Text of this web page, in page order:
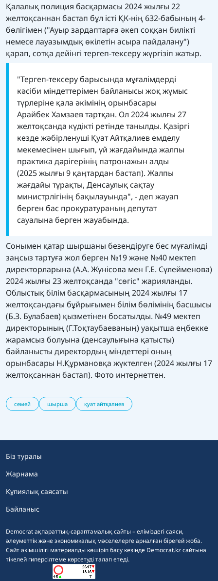
Қалалық полиция басқармасы 2024 жылғы 22
желтоқсаннан бастап бұл істі ҚК-нің 632-бабының 4-
бөлігімен ("Ауыр зардаптарға əкеп соққан билiктi
немесе лауазымдық өкiлетін асыра пайдалану")
қарап, сотқа дейінгі тергеп-тексеру жүргізіп жатыр.
"Тергеп-тексеру барысында мұғалімдерді
кəсіби міндеттерімен байланысы жоқ жұмыс
түрлеріне қала əкімінің орынбасары
Арайбек Хамзаев тартқан. Ол 2024 жылғы 27
желтоқсанда күдікті ретінде танылды. Қазіргі
кезде жəбірленуші Қуат Айтқалиев емделу
мекемесінен шығып, үй жағдайында жалпы
практика дəрігерінің патронажын алды
(2025 жылғы 9 қаңтардан бастап). Жалпы
жағдайы тұрақты, Денсаулық сақтау
министрлігінің бақылауында", - деп жауап
берген бас прокуратураның депутат
сауалына берген жауабында.
Сонымен қатар шыршаны безендіруге бес мұғалімді
заңсыз тартуға жол берген №19 жəне №40 мектеп
директорларына (А.А. Жүнісова мен Г.Е. Сүлейменова)
2024 жылғы 23 желтоқсанда "сөгіс" жарияланды.
Облыстық білім басқармасының 2024 жылғы 17
желтоқсандағы бұйрығымен білім бөлімінің басшысы
(Б.З. Булабаев) қызметінен босатылды. №49 мектеп
директорының (Г.Тоқтаубаеваның) уақытша еңбекке
жарамсыз болуына (денсаулығына қатысты)
байланысты директордың міндеттері оның
орынбасары Н.Құрмановқа жүктелген (2024 жылғы 17
желтоқсаннан бастап). Фото интернеттен.
семей шырша қуат айтқалиев
Democrat ақпараттық-сараптамалық сайты – еліміздегі саяси,
әлеуметтік және экономикалық мәселелерге арналған бірегей жоба.
Сайт әкімшілігі материалды көшіріп басу кезінде Democrat.kz сайтына
тікелей гиперсілтеме көрсетуді талап етеді.
Біз туралы
Жарнама
Құпиялық саясаты
Байланыс